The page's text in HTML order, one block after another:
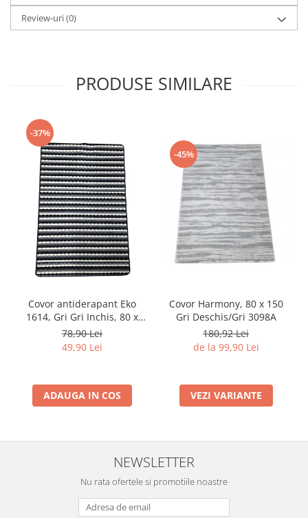
Review-uri(0)
PRODUSE SIMILARE
-37%
Covor antiderapant Eko
1614, Gri Gri Inchis, 80 x
120 cm
78,90 Lei
49,90 Lei
ADAUGA IN COS
-45%
Covor Harmony, 80 x 150
Gri Deschis/Gri 3098A
180,92 Lei
de la 99,90 Lei
VEZI VARIANTE
NEWSLETTER
Nu rata ofertele si promotiile noastre